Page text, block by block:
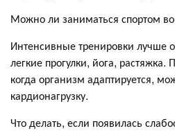
Можно ли заниматься спортом
Интенсивные тренировки лучше
легкие прогулки, йога,
когда организм адаптируется,
кардионагрузку.
Что делать, если появилась